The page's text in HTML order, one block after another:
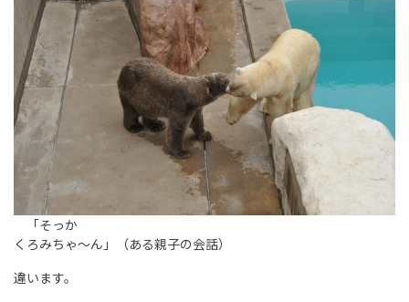
「そっか
くろみちゃ～ん」（ある親子の会話）
違います。